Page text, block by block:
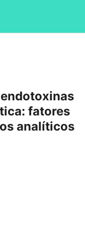
fatores
analíticos